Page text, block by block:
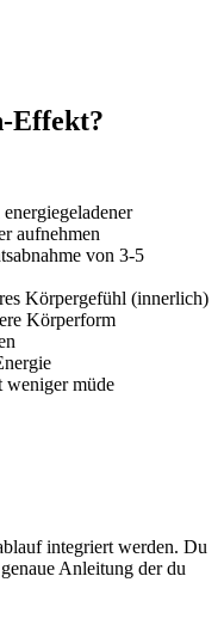
Effekt?
aufnehmen
von 3-5
Körpergefühl (innerlich)
Körperform
weniger müde
integriert werden. Du
Anleitung der du